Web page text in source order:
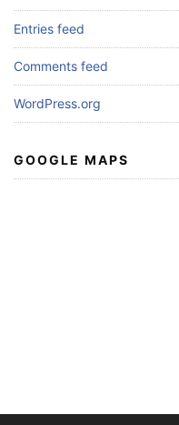
Entries feed
Comments feed
WordPress.org
GOOGLE MAPS